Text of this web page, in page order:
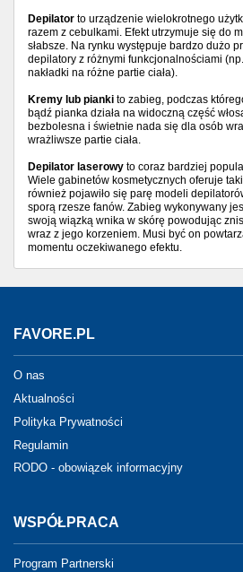
Depilator to urządzenie wielokrotnego
razem z cebulkami. Efekt utrzymuje się do
słabsze. Na rynku występuje bardzo dużo
depilatory z różnymi funkcjonalnościami
nakładki na różne partie ciała).
Kremy lub pianki to zabieg, podczas
bądź pianka działa na widoczną część
bezbolesna i świetnie nada się dla osób
wrażliwsze partie ciała.
Depilator laserowy to coraz bardziej
Wiele gabinetów kosmetycznych oferuje
również pojawiło się parę modeli
sporą rzesze fanów. Zabieg wykonywany
swoją wiązką wnika w skórę powodując
wraz z jego korzeniem. Musi być on
momentu oczekiwanego efektu.
FAVORE.PL
O nas
Aktualności
Polityka Prywatności
Regulamin
RODO - obowiązek informacyjny
WSPÓŁPRACA
Program Partnerski